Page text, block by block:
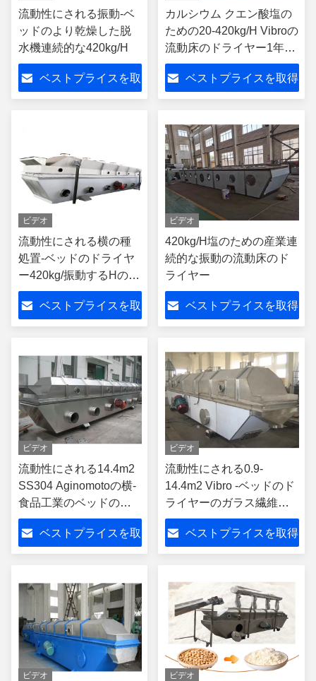
流動性にされる振動-ベ
ッドのより乾燥した脱
水機連続的な420kg/H
ベストプライスを取
カルシウム クエン酸塩の
ための20-420kg/H Vibroの
流動床のドライヤー1年の
保証
ベストプライスを取得
ビデオ
流動性にされる横の種
処置-ベッドのドライヤ
ー420kg/振動するHの統
合された転倒
ベストプライスを取
ビデオ
420kg/H塩のための産業連
続的な振動の流動床のド
ライヤー
ベストプライスを取得
ビデオ
流動性にされる14.4m2
SS304 Aginomotoの横-
食品工業のベッドのド
ライヤー
ベストプライスを取
ビデオ
流動性にされる0.9-
14.4m2 Vibro -ベッドのド
ライヤーのガラス繊維に
よって乾燥させるココナ
ッツより乾燥した機械
ベストプライスを取得
ビデオ ビデオ